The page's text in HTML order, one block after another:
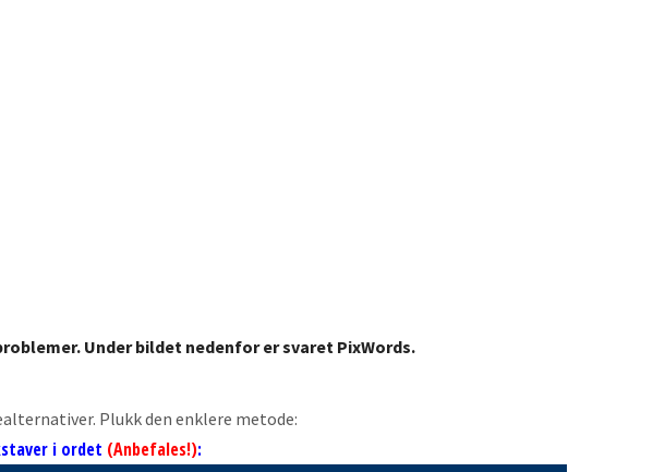
Under bildet nedenfor er svaret PixWords.
Plukk den enklere metode:
i ordet (Anbefales!):